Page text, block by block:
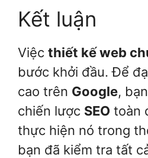
Kết luận
Việc thiết kế web
bước khởi đầu. Để
cao trên Google,
chiến lược SEO toàn
thực hiện nó trong
bạn đã kiểm tra tất